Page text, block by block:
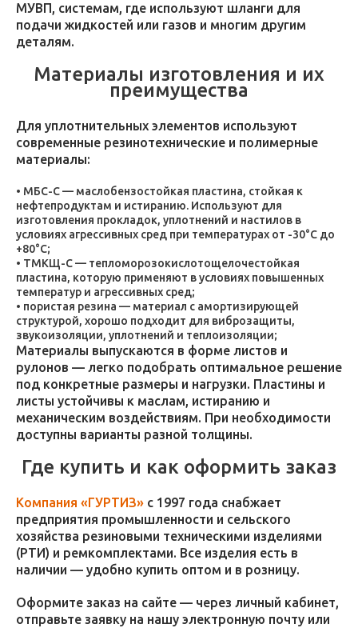
МУВП, системам, где используют шланги для
подачи жидкостей или газов и многим другим
деталям.
Материалы изготовления и их
преимущества
Для уплотнительных элементов используют
современные резинотехнические и полимерные
материалы:
МБС-С — маслобензостойкая пластина, стойкая к
нефтепродуктам и истиранию. Используют для
изготовления прокладок, уплотнений и настилов в
условиях агрессивных сред при температурах от -30°C до
+80°C;
ТМКЩ-С — тепломорозокислотощелочестойкая
пластина, которую применяют в условиях повышенных
температур и агрессивных сред;
пористая резина — материал с амортизирующей
структурой, хорошо подходит для виброзащиты,
звукоизоляции, уплотнений и теплоизоляции;
Материалы выпускаются в форме листов и
рулонов — легко подобрать оптимальное решение
под конкретные размеры и нагрузки. Пластины и
листы устойчивы к маслам, истиранию и
механическим воздействиям. При необходимости
доступны варианты разной толщины.
Где купить и как оформить заказ
Компания «ГУРТИЗ» с 1997 года снабжает
предприятия промышленности и сельского
хозяйства резиновыми техническими изделиями
(РТИ) и ремкомплектами. Все изделия есть в
наличии — удобно купить оптом и в розницу.
Оформите заказ на сайте — через личный кабинет,
отправьте заявку на нашу электронную почту или